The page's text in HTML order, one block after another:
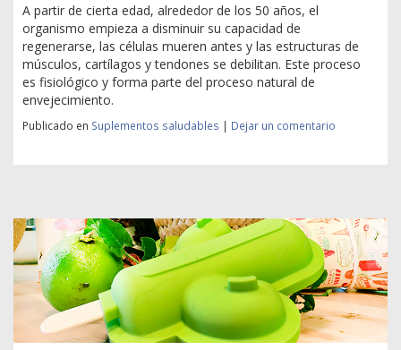
A partir de cierta edad, alrededor de los 50 años, el
organismo empieza a disminuir su capacidad de
regenerarse, las células mueren antes y las estructuras de
músculos, cartílagos y tendones se debilitan. Este proceso
es fisiológico y forma parte del proceso natural de
envejecimiento.
Publicado en Suplementos saludables | Dejar un comentario